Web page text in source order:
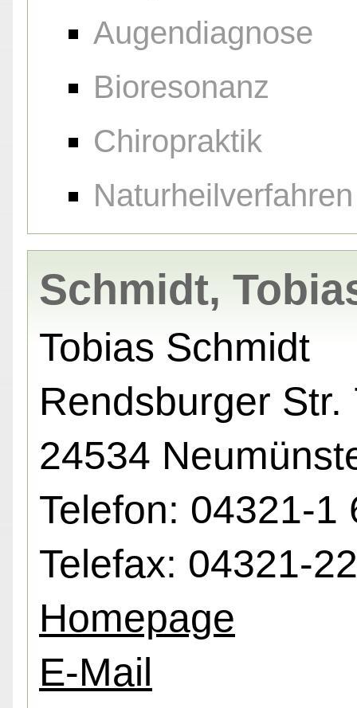
Augendiagnose
Bioresonanz
Chiropraktik
Naturheilverfahren
Schmidt,
Tobias Schmidt
Rendsburger Str.
24534
Telefon: 04321-1
Telefax: 04321-
Homepage
E-Mail